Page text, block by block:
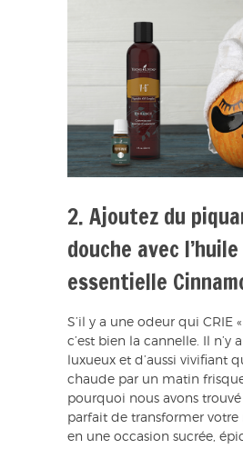
2. Ajoutez du
douche avec l’huile
essentielle
S’il y a une odeur qui CRIE
c’est bien la cannelle. Il n’y
luxueux et d’aussi vivifiant
chaude par un matin
pourquoi nous avons
parfait de transformer
en une occasion sucrée,